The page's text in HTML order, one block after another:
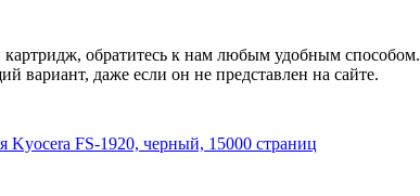
обратитесь к нам любым удобным способом.
вариант, даже если он не представлен на сайте.